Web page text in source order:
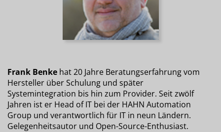
Frank Benke hat 20 Jahre Beratungserfahrung vom
Hersteller über Schulung und später
Systemintegration bis hin zum Provider. Seit zwölf
Jahren ist er Head of IT bei der HAHN Automation
Group und verantwortlich für IT in neun Ländern.
Gelegenheitsautor und Open-Source-Enthusiast.